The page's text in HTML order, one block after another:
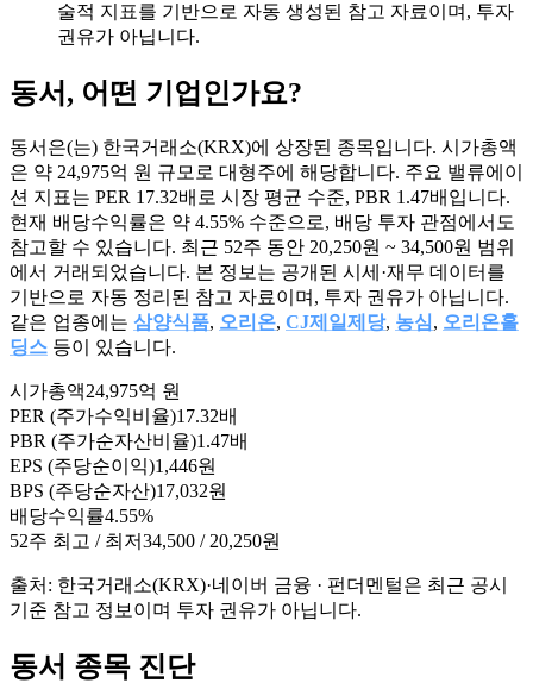
술적 지표를 기반으로 자동 생성된 참고 자료이며, 투자
권유가 아닙니다.
동서 , 어떤 기업인가요?
동서은(는) 한국거래소(KRX)에 상장된 종목입니다. 시가총액
은 약 24,975억 원 규모로 대형주에 해당합니다. 주요 밸류에이
션 지표는 PER 17.32배로 시장 평균 수준, PBR 1.47배입니다.
현재 배당수익률은 약 4.55% 수준으로, 배당 투자 관점에서도
참고할 수 있습니다. 최근 52주 동안 20,250원 ~ 34,500원 범위
에서 거래되었습니다. 본 정보는 공개된 시세·재무 데이터를
기반으로 자동 정리된 참고 자료이며, 투자 권유가 아닙니다.
같은 업종에는 삼양식품, 오리온, CJ제일제당, 농심 , 오리온홀
딩스 등이 있습니다.
시가총액24,975억 원
PER (주가수익비율)17.32배
PBR (주가순자산비율)1.47배
EPS (주당순이익)1,446원
BPS (주당순자산)17,032원
배당수익률4.55%
52주 최고 / 최저34,500 / 20,250원
출처: 한국거래소(KRX)·네이버 금융 · 펀더멘털은 최근 공시
기준 참고 정보이며 투자 권유가 아닙니다.
동서 종목 진단